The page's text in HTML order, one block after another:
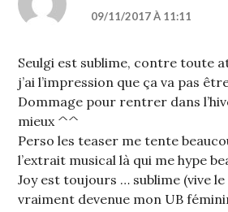
09/11/2017 À 11:11
Seulgi est sublime, contre toute
j’ai l’impression que ça va pas
Dommage pour rentrer dans
mieux ^^
Perso les teaser me tente
l’extrait musical là qui me hype
Joy est toujours … sublime (vive le
vraiment devenue mon UB